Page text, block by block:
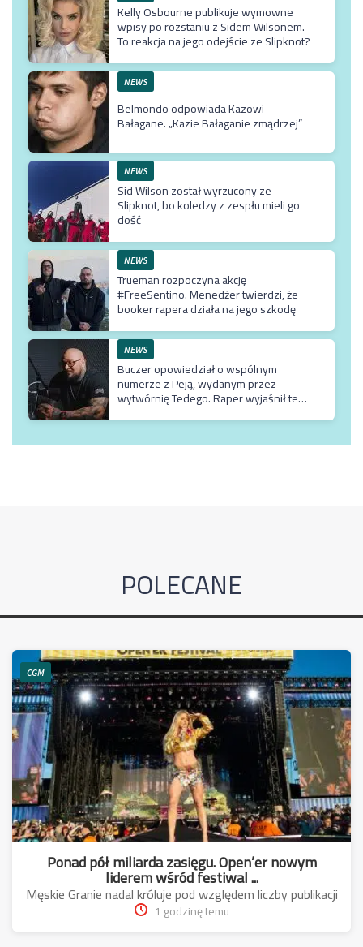
Kelly Osbourne publikuje wymowne
wpisy po rozstaniu z Sidem Wilsonem.
To reakcja na jego odejście ze Slipknot?
NEWS
Belmondo odpowiada Kazowi
Bałagane. „Kazie Bałaganie zmądrzej”
NEWS
Sid Wilson został wyrzucony ze
Slipknot, bo koledzy z zespłu mieli go
dość
NEWS
Trueman rozpoczyna akcję
#FreeSentino. Menedżer twierdzi, że
booker rapera działa na jego szkodę
NEWS
Buczer opowiedział o wspólnym
numerze z Peją, wydanym przez
wytwórnię Tedego. Raper wyjaśnił też
kanału Wielkie Joł
POLECANE
CGM
Ponad pół miliarda zasięgu. Open’er nowym
liderem wśród festiwal ...
Męskie Granie nadal króluje pod względem liczby publikacji
1 godzinę temu